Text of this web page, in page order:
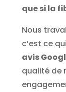
que si la
Nous
c’est ce
avis
qualité de